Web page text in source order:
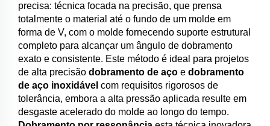
precisa: técnica focada na precisão, que prensa
totalmente o material até o fundo de um molde em
forma de V, com o molde fornecendo suporte estrutural
completo para alcançar um ângulo de dobramento
exato e consistente. Este método é ideal para projetos
de alta precisão dobramento de aço e dobramento
de aço inoxidável com requisitos rigorosos de
tolerância, embora a alta pressão aplicada resulte em
desgaste acelerado do molde ao longo do tempo.